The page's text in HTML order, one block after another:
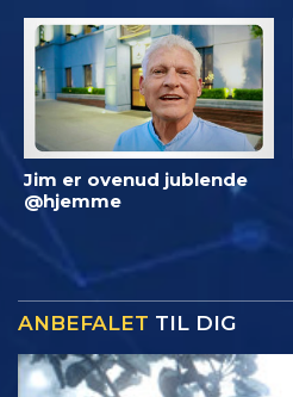
Jim er ovenud jublende
@hjemme
ANBEFALET TIL DIG